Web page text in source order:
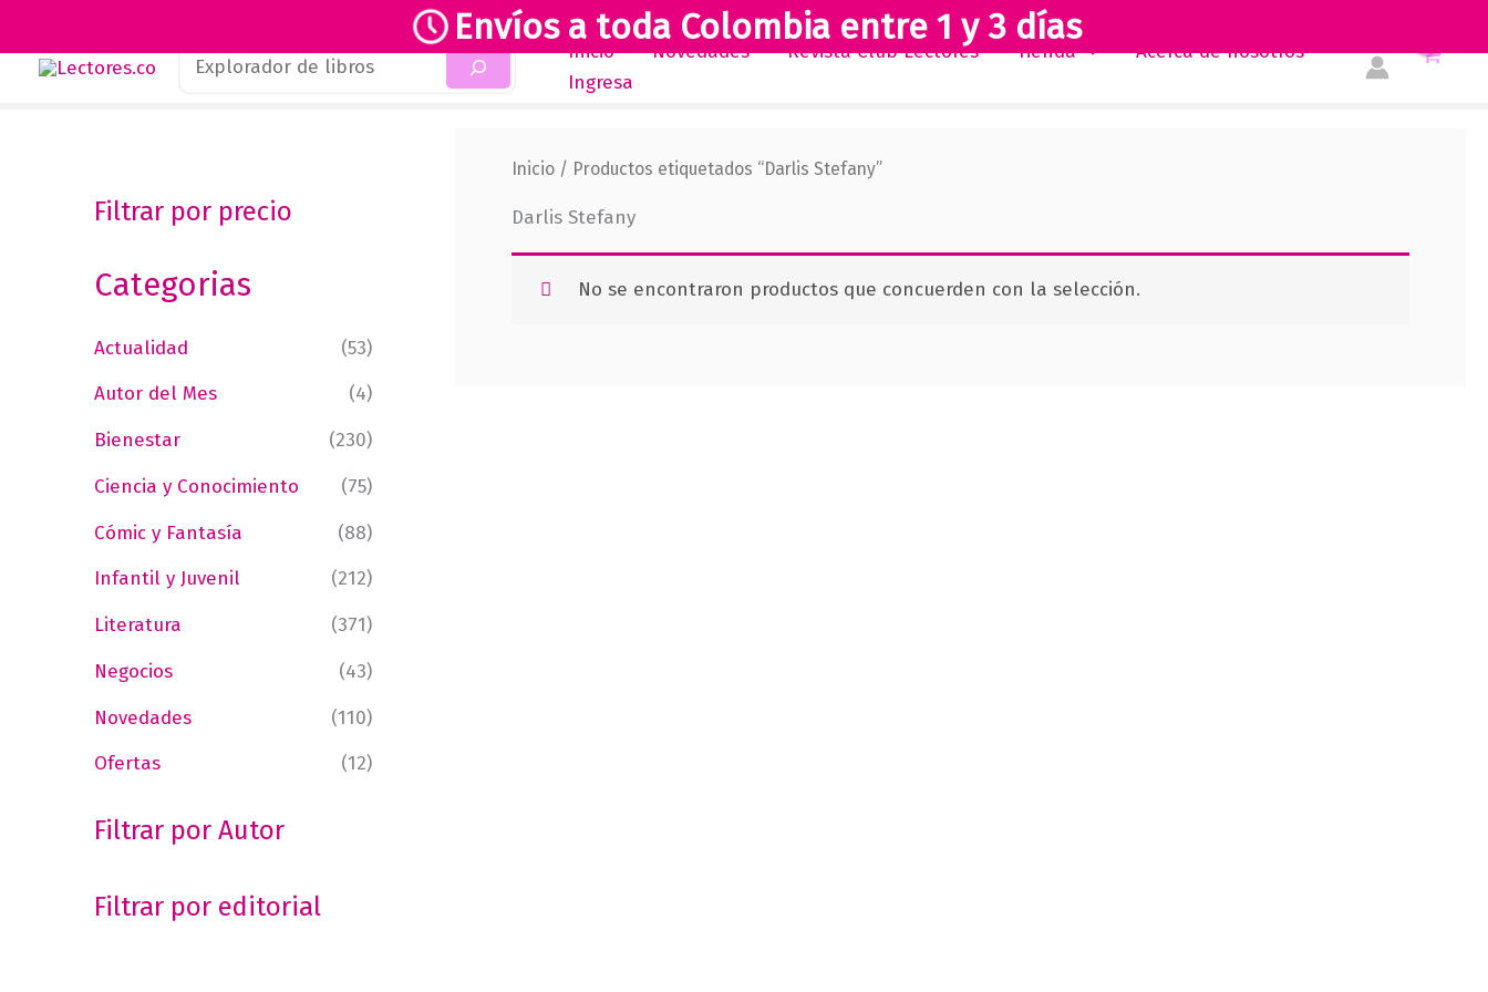
Envíos a toda Colombia entre 1 y 3 días
Buscar Inicio Novedades Revista Club Lectores Tienda
Acerca de nosotros
Ingresa
Filtrar por precio
Categorias
Actualidad
(53)
Autor del Mes
(4)
Bienestar
(230)
Ciencia y Conocimiento
(75)
Cómic y Fantasía
(88)
Infantil y Juvenil
(212)
Literatura
(371)
Negocios
(43)
Novedades
(110)
Ofertas
(12)
Filtrar por Autor
Filtrar por editorial
Inicio / Productos etiquetados “Darlis Stefany”
Darlis Stefany
No se encontraron productos que concuerden con la selección.